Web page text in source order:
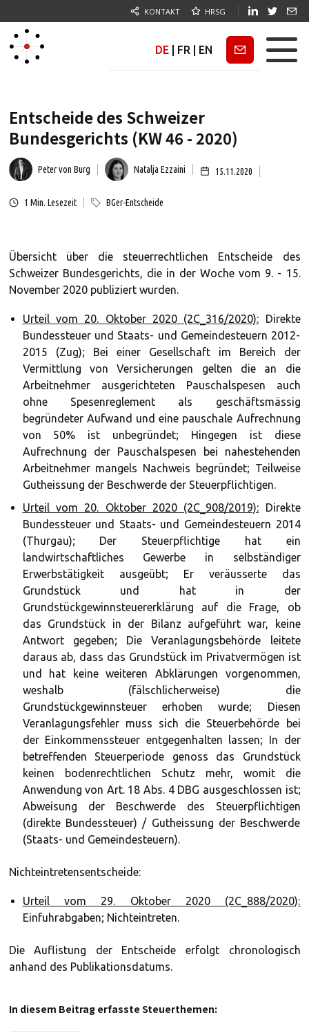
KONTAKT HRSG
DE FR EN Newsletter
Entscheide des Schweizer
Bundesgerichts (KW 46 - 2020)
Peter von Burg Natalja Ezzaini 15.11.2020
1 Min. Lesezeit BGer-Entscheide
Übersicht über die steuerrechtlichen Entscheide des
Schweizer Bundesgerichts, die in der Woche vom 9. - 15.
November 2020 publiziert wurden.
Urteil vom 20. Oktober 2020 (2C_316/2020): Direkte
Bundessteuer und Staats- und Gemeindesteuern 2012-
2015 (Zug); Bei einer Gesellschaft im Bereich der
Vermittlung von Versicherungen gelten die an die
Arbeitnehmer ausgerichteten Pauschalspesen auch
ohne Spesenreglement als geschäftsmässig
begründeter Aufwand und eine pauschale Aufrechnung
von 50% ist unbegründet; Hingegen ist diese
Aufrechnung der Pauschalspesen bei nahestehenden
Arbeitnehmer mangels Nachweis begründet; Teilweise
Gutheissung der Beschwerde der Steuerpflichtigen.
Urteil vom 20. Oktober 2020 (2C_908/2019): Direkte
Bundessteuer und Staats- und Gemeindesteuern 2014
(Thurgau); Der Steuerpflichtige hat ein
landwirtschaftliches Gewerbe in selbständiger
Erwerbstätigkeit ausgeübt; Er veräusserte das
Grundstück und hat in der
Grundstückgewinnsteuererklärung auf die Frage, ob
das Grundstück in der Bilanz aufgeführt war, keine
Antwort gegeben; Die Veranlagungsbehörde leitete
daraus ab, dass das Grundstück im Privatvermögen ist
und hat keine weiteren Abklärungen vorgenommen,
weshalb (fälschlicherweise) die
Grundstückgewinnsteuer erhoben wurde; Diesen
Veranlagungsfehler muss sich die Steuerbehörde bei
der Einkommenssteuer entgegenhalten lassen; In der
betreffenden Steuerperiode genoss das Grundstück
keinen bodenrechtlichen Schutz mehr, womit die
Anwendung von Art. 18 Abs. 4 DBG ausgeschlossen ist;
Abweisung der Beschwerde des Steuerpflichtigen
(direkte Bundessteuer) / Gutheissung der Beschwerde
(Staats- und Gemeindesteuern).
Nichteintretensentscheide:
Urteil vom 29. Oktober 2020 (2C_888/2020):
Einfuhrabgaben; Nichteintreten.
Die Auflistung der Entscheide erfolgt chronologisch
anhand des Publikationsdatums.
In diesem Beitrag erfasste Steuerthemen: